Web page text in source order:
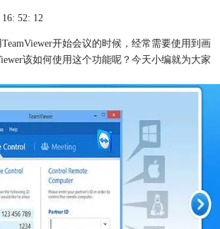
52: 12
开始会议的时候，经常需要使用到画
该如何使用这个功能呢？今天小编就为大家